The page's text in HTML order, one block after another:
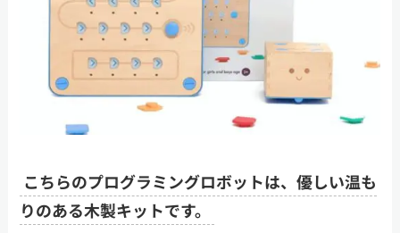
こちらのプログラミングロボットは、優しい温も
りのある木製キットです。